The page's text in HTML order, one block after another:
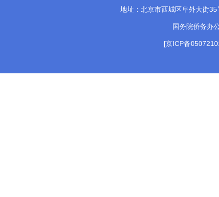
地址：北京市西城区阜外大街
国务院侨务
[京ICP备